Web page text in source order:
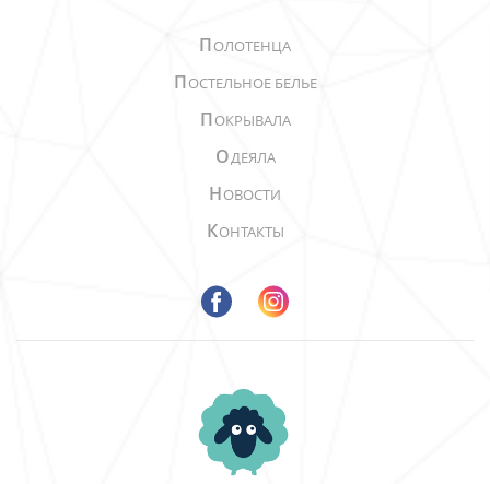
ПОЛОТЕНЦА
ПОСТЕЛЬНОЕ БЕЛЬЕ
ПОКРЫВАЛА
ОДЕЯЛА
НОВОСТИ
КОНТАКТЫ